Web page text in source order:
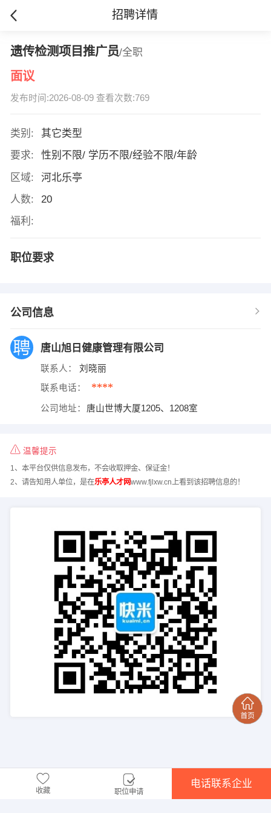
招聘详情
遗传检测项目推广员/全职
面议
发布时间:2026-08-09 查看次数:769
类别:
其它类型
要求:
性别不限/ 学历不限/经验不限/年龄
区域:
河北乐亭
人数:
20
福利:
职位要求
公司信息
唐山旭日健康管理有限公司
联系人： 刘晓丽
联系电话： ****
公司地址： 唐山世博大厦1205、1208室
温馨提示
1、本平台仅供信息发布，不会收取押金、保证金！
2、请告知用人单位，是在乐亭人才网www.fjlxw.cn上看到该招聘信息的！
收藏 职位申请
电话联系企业